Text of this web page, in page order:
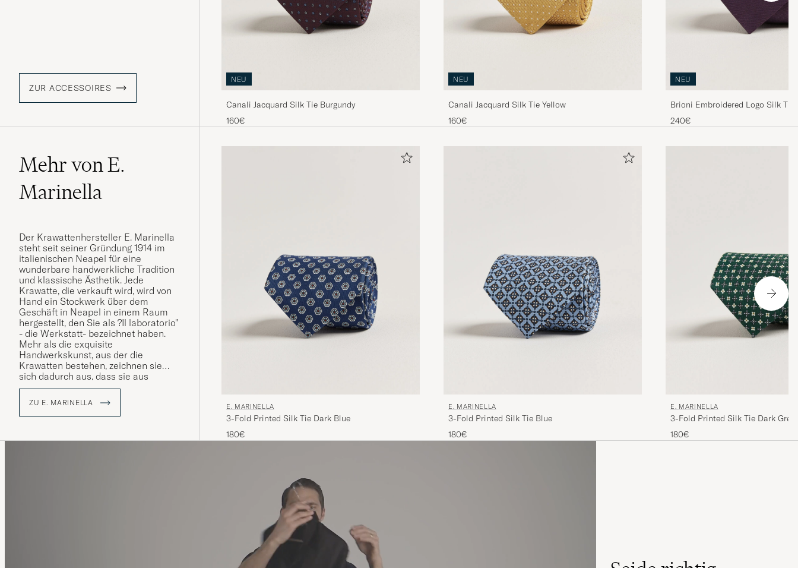
ZUR ACCESSOIRES
NEU
Canali Jacquard Silk Tie Burgundy
160€
NEU
Canali Jacquard Silk Tie Yellow
160€
NEU
Brioni Embroidered Logo Silk Tie
240€
Mehr von E.
Marinella
Der Krawattenhersteller E. Marinella
steht seit seiner Gründung 1914 im
italienischen Neapel für eine
wunderbare handwerkliche Tradition
und klassische Ästhetik. Jede
Krawatte, die verkauft wird, wird von
Hand ein Stockwerk über dem
Geschäft in Neapel in einem Raum
hergestellt, den Sie als ?Il laboratorio"
- die Werkstatt- bezeichnet haben.
Mehr als die exquisite
Handwerkskunst, aus der die
Krawatten bestehen, zeichnen sie
sich dadurch aus, dass sie aus
handbedrucktem Seidenstoff aus
England bestehen. Etwas, von dem
man stolz sagen kann, dass es seit
der Gründung des Unternehmens
Familienunternehmen von
ZU E. MARINELLA E. MARINELLA
3-Fold Printed Silk Tie Dark Blue
180€
E. MARINELLA
3-Fold Printed Silk Tie Blue
180€
E. MARINELLA
3-Fold Printed Silk Tie Dark
180€